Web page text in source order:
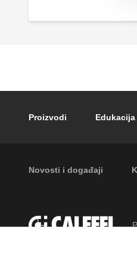
Footer main
Proizvodi Edukacija
Footer
Novosti i događaji